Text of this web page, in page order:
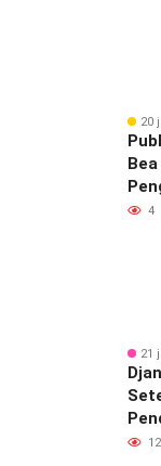
20
4
21
12